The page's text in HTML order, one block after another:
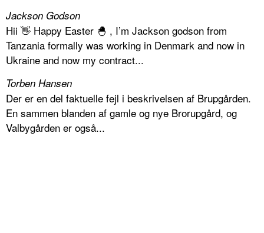
Jackson Godson
Hii 👋 Happy Easter 🐣 , I’m Jackson godson from
Tanzania formally was working in Denmark and now in
Ukraine and now my contract...
Torben Hansen
Der er en del faktuelle fejl i beskrivelsen af Brupgården.
En sammen blanden af gamle og nye Brorupgård, og
Valbygården er også...